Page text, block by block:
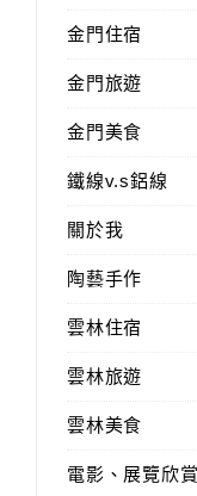
金門住宿
金門旅遊
金門美食
鐵線v.s鋁線
關於我
陶藝手作
雲林住宿
雲林旅遊
雲林美食
電影、展覽欣賞